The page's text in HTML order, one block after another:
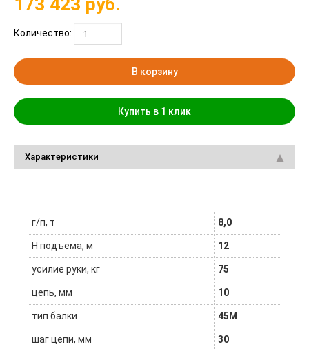
Количество:
В корзину
Купить в 1 клик
Характеристики
г/п, т 8,0
H подъема, м 12
усилие руки, кг 75
цепь, мм 10
тип балки 45М
шаг цепи, мм 30